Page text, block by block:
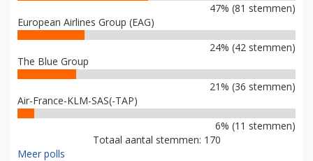
47% (81 stemmen)
European Airlines Group (EAG)
24% (42 stemmen)
The Blue Group
21% (36 stemmen)
Air-France-KLM-SAS(-TAP)
6% (11 stemmen)
Totaal aantal stemmen: 170
Meer polls